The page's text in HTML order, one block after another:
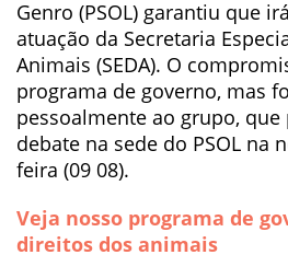
Genro (PSOL) garantiu que
atuação da Secretaria
Animais (SEDA). O
programa de governo, mas
pessoalmente ao grupo,
debate na sede do PSOL na
feira (09 08).
Veja nosso programa de
direitos dos animais